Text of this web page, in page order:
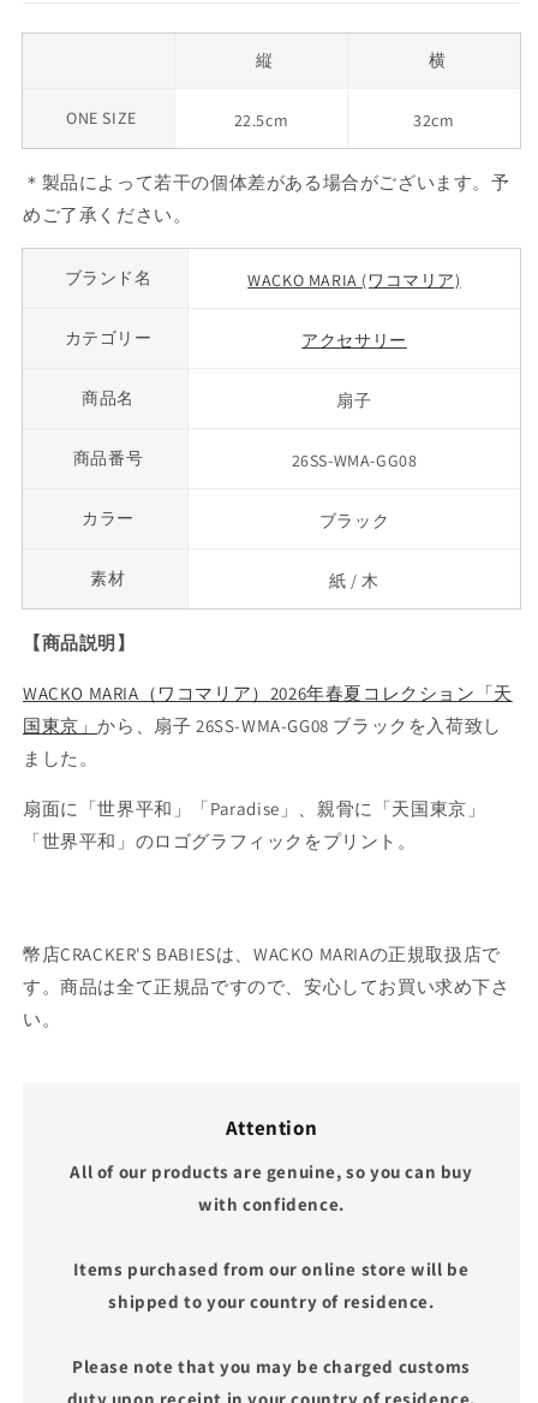
縦 横
ONE SIZE 22.5cm 32cm
＊製品によって若干の個体差がある場合がございます。予
めご了承ください。
ブランド名 WACKO MARIA (ワコマリア)
カテゴリー アクセサリー
商品名 扇子
商品番号 26SS-WMA-GG08
カラー ブラック
素材 紙 / 木
【商品説明】
WACKO MARIA（ワコマリア）2026年春夏コレクション「天
国東京」から、扇子 26SS-WMA-GG08 ブラックを入荷致し
ました。
扇面に「世界平和」「Paradise」、親骨に「天国東京」
「世界平和」のロゴグラフィックをプリント。
幣店CRACKER'S BABIESは、WACKO MARIAの正規取扱店で
す。商品は全て正規品ですので、安心してお買い求め下さ
い。
Attention
All of our products are genuine, so you can buy
with confidence.
Items purchased from our online store will be
shipped to your country of residence.
Please note that you may be charged customs